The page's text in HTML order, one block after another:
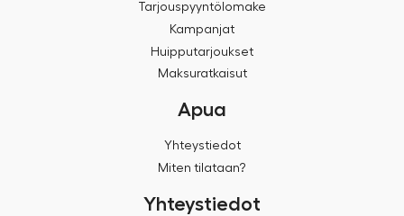
Tarjouspyyntölomake
Kampanjat
Huipputarjoukset
Maksuratkaisut
Apua
Yhteystiedot
Miten tilataan?
Yhteystiedot